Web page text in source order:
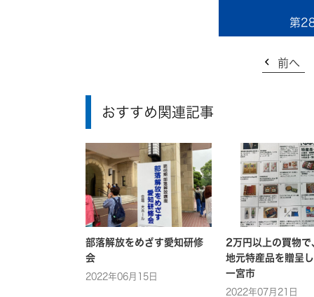
第
前へ
おすすめ関連記事
部落解放をめざす愛知研修
会
2022年06月15日
2万円以上の買物で
地元特産品を贈呈
一宮市
2022年07月21日